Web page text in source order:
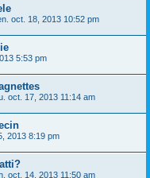
oct. 18, 2013 10:52 pm
5:53 pm
oct. 17, 2013 11:14 am
2013 8:19 pm
oct. 14, 2013 11:50 am